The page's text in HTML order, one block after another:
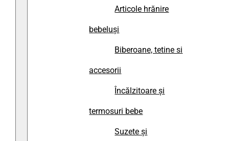
Articole hrănire
bebeluși
Biberoane, tetine si
accesorii
Încălzitoare și
termosuri bebe
Suzete și